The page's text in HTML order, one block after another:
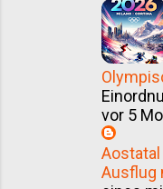
vor 5
Aostatal
Ausflug